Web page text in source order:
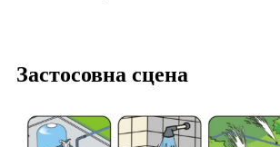
Застосовна сцена